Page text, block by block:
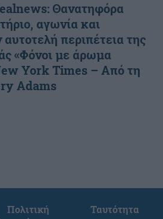
Θανατηφόρα
αγωνία και
περιπέτεια της
«Φόνοι με άρωμα
York Times – Από τη
Adams
Πολιτική
Ταυτότητα